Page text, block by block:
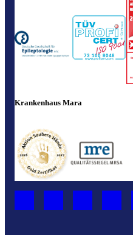
Krankenhaus Mara